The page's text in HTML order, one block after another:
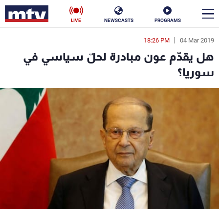
PROGRAMS
NEWSCASTS
LIVE
04 Mar 2019
18:26 PM
هل يقدّم عون مبادرة لحلّ سياسي في
سوريا؟
en
الأخبار
سياسة ناس
فن
رياضة
كأس العالم
البرامج